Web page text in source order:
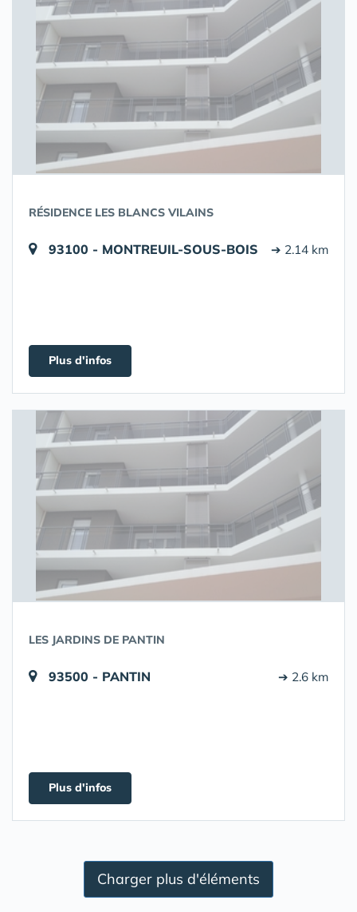
RÉSIDENCE LES BLANCS VILAINS
93100 - MONTREUIL-SOUS-BOIS ➔ 2.14 km
Plus d'infos
LES JARDINS DE PANTIN
93500 - PANTIN ➔ 2.6 km
Plus d'infos
Charger plus d'éléments